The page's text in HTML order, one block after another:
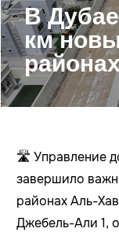
В
км
🛣️ Управление
завершило
районах Аль-
Джебель-Али 1,